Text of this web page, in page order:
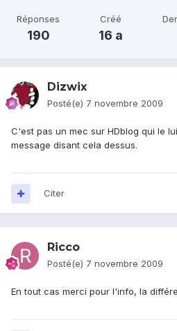
Réponses
190
Créé
16 a
Dizwix
Posté(e) 7 novembre 2009
C'est pas un mec sur HDblog qui le
message disant cela dessus.
Citer
Ricco
Posté(e) 7 novembre 2009
En tout cas merci pour l'info, la